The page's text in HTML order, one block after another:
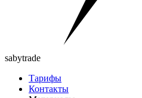
sabytrade
Тарифы
Контакты